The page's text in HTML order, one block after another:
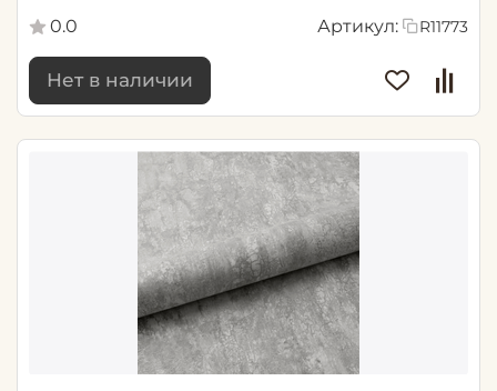
0.0
Артикул: R11773
Нет в наличии